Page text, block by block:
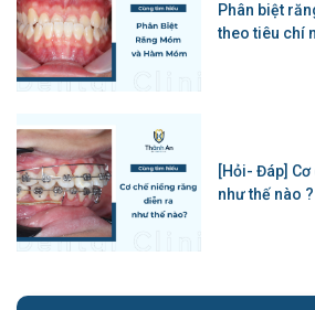
Phân biệt
theo tiêu chí
[Hỏi- Đáp]
như thế nào ?